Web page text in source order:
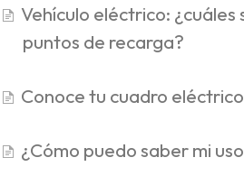
Vehículo eléctrico:
puntos de recarga?
Conoce tu cuadro
¿Cómo puedo saber mi